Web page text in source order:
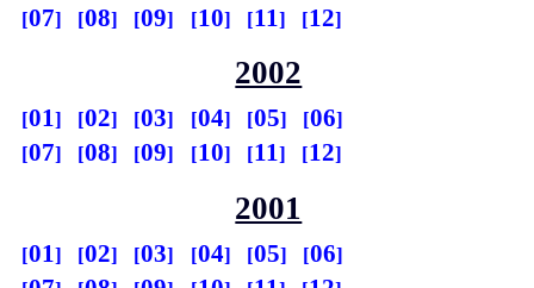
07
08 09 10 11 12
2002
01 02 03 04 05
06
07
08 09 10 11 12
2001
01 02 03 04 05
06